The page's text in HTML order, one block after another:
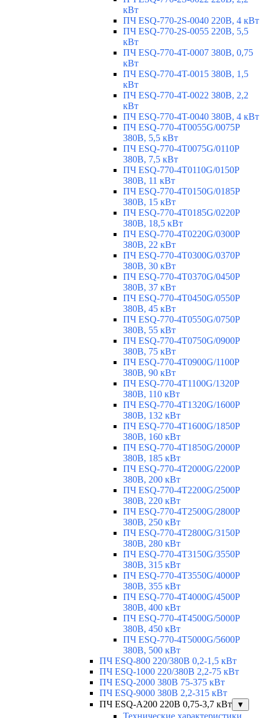
кВт
ПЧ ESQ-770-2S-0040 220В, 4 кВт
ПЧ ESQ-770-2S-0055 220В, 5,5
кВт
ПЧ ESQ-770-4T-0007 380В, 0,75
кВт
ПЧ ESQ-770-4T-0015 380В, 1,5
кВт
ПЧ ESQ-770-4T-0022 380В, 2,2
кВт
ПЧ ESQ-770-4T-0040 380В, 4 кВт
ПЧ ESQ-770-4T0055G/0075P
380В, 5,5 кВт
ПЧ ESQ-770-4T0075G/0110P
380В, 7,5 кВт
ПЧ ESQ-770-4T0110G/0150P
380В, 11 кВт
ПЧ ESQ-770-4T0150G/0185P
380В, 15 кВт
ПЧ ESQ-770-4T0185G/0220P
380В, 18,5 кВт
ПЧ ESQ-770-4T0220G/0300P
380В, 22 кВт
ПЧ ESQ-770-4T0300G/0370P
380В, 30 кВт
ПЧ ESQ-770-4T0370G/0450P
380В, 37 кВт
ПЧ ESQ-770-4T0450G/0550P
380В, 45 кВт
ПЧ ESQ-770-4T0550G/0750P
380В, 55 кВт
ПЧ ESQ-770-4T0750G/0900P
380В, 75 кВт
ПЧ ESQ-770-4T0900G/1100P
380В, 90 кВт
ПЧ ESQ-770-4T1100G/1320P
380В, 110 кВт
ПЧ ESQ-770-4T1320G/1600P
380В, 132 кВт
ПЧ ESQ-770-4T1600G/1850P
380В, 160 кВт
ПЧ ESQ-770-4T1850G/2000P
380В, 185 кВт
ПЧ ESQ-770-4T2000G/2200P
380В, 200 кВт
ПЧ ESQ-770-4T2200G/2500P
380В, 220 кВт
ПЧ ESQ-770-4T2500G/2800P
380В, 250 кВт
ПЧ ESQ-770-4T2800G/3150P
380В, 280 кВт
ПЧ ESQ-770-4T3150G/3550P
380В, 315 кВт
ПЧ ESQ-770-4T3550G/4000P
380В, 355 кВт
ПЧ ESQ-770-4T4000G/4500P
380В, 400 кВт
ПЧ ESQ-770-4T4500G/5000P
380В, 450 кВт
ПЧ ESQ-770-4T5000G/5600P
380В, 500 кВт
ПЧ ESQ-800 220/380В 0,2-1,5 кВт
ПЧ ESQ-1000 220/380В 2,2-75 кВт
ПЧ ESQ-2000 380В 75-375 кВт
ПЧ ESQ-9000 380В 2,2-315 кВт
ПЧ ESQ-A200 220В 0,75-3,7 кВт
▼